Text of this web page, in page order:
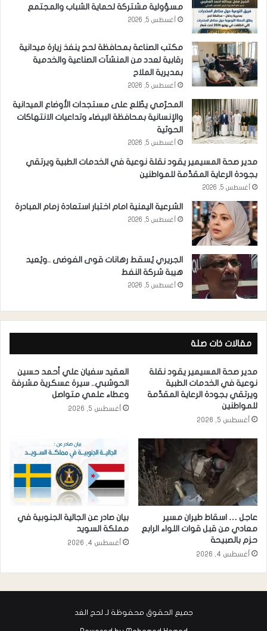
مسؤولية مشتركة لحماية الشباب والمجتمع
أغسطس 5, 2026
مكتب الصناعة بمحافظة لحج ينفذ زيارة ميدانية
رقابية لعدد من المنشآت الصناعية والخدمية
بمديرية الملاح
أغسطس 5, 2026
المحرّمي يطّلع على مستجدات الأوضاع الميدانية
والإنسانية بمحافظة البيضاء وتداعيات الانتهاكات
الحوثية
أغسطس 5, 2026
مدير صحة المسيمير يقود نقلة نوعية في الخدمات الطبية ويرتقي
بجودة الرعاية المقدَّمة للمواطنين
أغسطس 5, 2026
الشرعية اليمنية امام اختبار استعادة زمام المبادرة
أغسطس 5, 2026
الجريري يُسقط رهانات قوى الفوضى ..ويُعيد
هيبة شركة النفط
أغسطس 5, 2026
مقالات ذات صلة
مدير صحة المسيمير يقود نقلة
نوعية في الخدمات الطبية
ويرتقي بجودة الرعاية المقدَّمة
للمواطنين
أغسطس 5, 2026
العقيد سفيان علي أحمد حسين
الحوشبي.. سيرة عسكرية مشرفة
وعطاء علمي متواصل
أغسطس 5, 2026
عاجل … اسقاط طيران مسير
معادي من قبل قوات اللواء الرابع
حزم بالصبيحة
أغسطس 4, 2026
بيان صادر عن الجالية الجنوبية في
مملكة السويد
أغسطس 4, 2026
جميع الحقوق محفوظة لـ لحج الغد